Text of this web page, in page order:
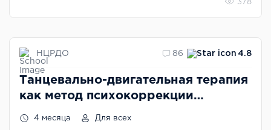
378
НЦРДО 86 4.8
Танцевально-двигательная терапия
как метод психокоррекции
4 месяца Для всех